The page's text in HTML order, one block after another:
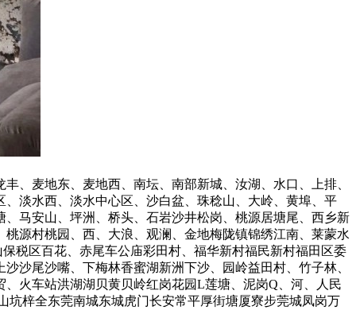
、麦地东、麦地西、南坛、南部新城、汝湖、水口、上排、
淡水西、淡水中心区、沙白盆、珠稔山、大岭、黄埠、平
马安山、坪洲、桥头、石岩沙井松岗、桃源居塘尾、西乡新
源村桃园、西、大浪、观澜、金地梅陇镇锦绣江南、莱蒙水
税区百花、赤尾车公庙彩田村、福华新村福民新村福田区委
沙尾沙嘴、下梅林香蜜湖新洲下沙、园岭益田村、竹子林、
火车站洪湖湖贝黄贝岭红岗花园L莲塘、泥岗Q、河、人民
梓全东莞南城东城虎门长安常平厚街塘厦寮步莞城凤岗万